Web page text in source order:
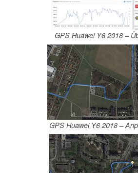
GPS Huawei Y6 2018 –
GPS Huawei Y6 2018 –